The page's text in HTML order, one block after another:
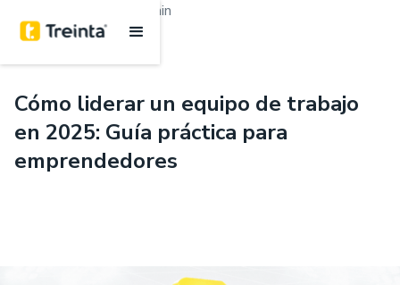
7 min
Cómo liderar un equipo de trabajo
en 2025: Guía práctica para
emprendedores